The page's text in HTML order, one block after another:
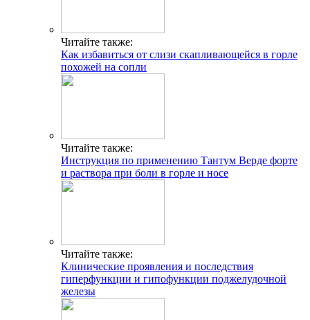
Читайте также:
Как избавиться от слизи скапливающейся в горле
похожей на сопли
Читайте также:
Инструкция по применению Тантум Верде форте
и раствора при боли в горле и носе
Читайте также:
Клинические проявления и последствия
гиперфункции и гипофункции поджелудочной
железы